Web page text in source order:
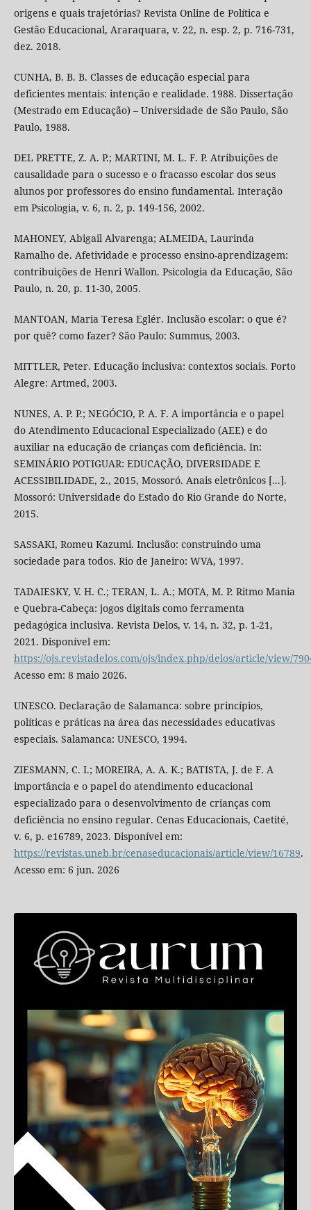
origens e quais trajetórias? Revista Online de Política e
Gestão Educacional, Araraquara, v. 22, n. esp. 2, p. 716-731,
dez. 2018.
CUNHA, B. B. B. Classes de educação especial para
deficientes mentais: intenção e realidade. 1988. Dissertação
(Mestrado em Educação) – Universidade de São Paulo, São
Paulo, 1988.
DEL PRETTE, Z. A. P.; MARTINI, M. L. F. P. Atribuições de
causalidade para o sucesso e o fracasso escolar dos seus
alunos por professores do ensino fundamental. Interação
em Psicologia, v. 6, n. 2, p. 149-156, 2002.
MAHONEY, Abigail Alvarenga; ALMEIDA, Laurinda
Ramalho de. Afetividade e processo ensino-aprendizagem:
contribuições de Henri Wallon. Psicologia da Educação, São
Paulo, n. 20, p. 11-30, 2005.
MANTOAN, Maria Teresa Eglér. Inclusão escolar: o que é?
por quê? como fazer? São Paulo: Summus, 2003.
MITTLER, Peter. Educação inclusiva: contextos sociais. Porto
Alegre: Artmed, 2003.
NUNES, A. P. P.; NEGÓCIO, P. A. F. A importância e o papel
do Atendimento Educacional Especializado (AEE) e do
auxiliar na educação de crianças com deficiência. In:
SEMINÁRIO POTIGUAR: EDUCAÇÃO, DIVERSIDADE E
ACESSIBILIDADE, 2., 2015, Mossoró. Anais eletrônicos [...].
Mossoró: Universidade do Estado do Rio Grande do Norte,
2015.
SASSAKI, Romeu Kazumi. Inclusão: construindo uma
sociedade para todos. Rio de Janeiro: WVA, 1997.
TADAIESKY, V. H. C.; TERAN, L. A.; MOTA, M. P. Ritmo Mania
e Quebra-Cabeça: jogos digitais como ferramenta
pedagógica inclusiva. Revista Delos, v. 14, n. 32, p. 1-21,
2021. Disponível em:
https://ojs.revistadelos.com/ojs/index.php/delos/article/view/
Acesso em: 8 maio 2026.
UNESCO. Declaração de Salamanca: sobre princípios,
políticas e práticas na área das necessidades educativas
especiais. Salamanca: UNESCO, 1994.
ZIESMANN, C. I.; MOREIRA, A. A. K.; BATISTA, J. de F. A
importância e o papel do atendimento educacional
especializado para o desenvolvimento de crianças com
deficiência no ensino regular. Cenas Educacionais, Caetité,
v. 6, p. e16789, 2023. Disponível em:
https://revistas.uneb.br/cenaseducacionais/article/view/16789.
Acesso em: 6 jun. 2026